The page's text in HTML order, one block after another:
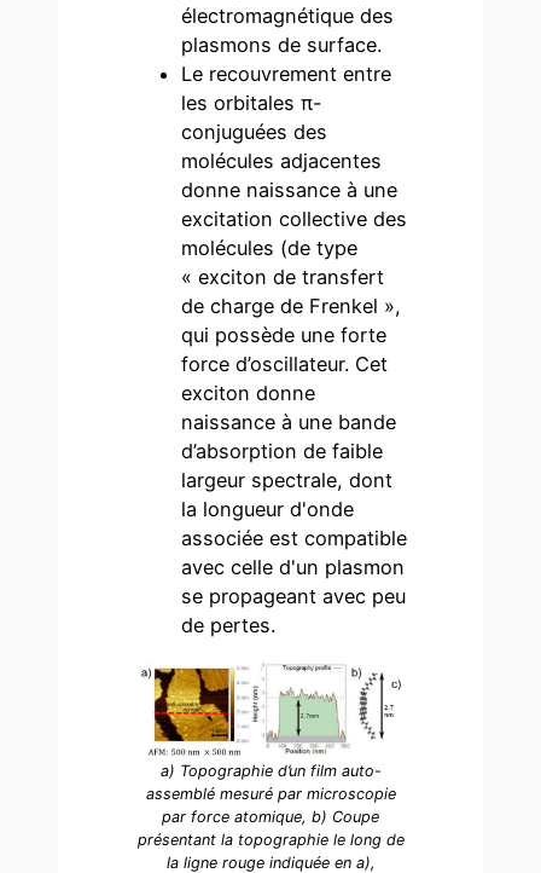
électromagnétique des
plasmons de surface.
Le recouvrement entre
les orbitales π-
conjuguées des
molécules adjacentes
donne naissance à une
excitation collective des
molécules (de type
« exciton de transfert
de charge de Frenkel »,
qui possède une forte
force d’oscillateur. Cet
exciton donne
naissance à une bande
d’absorption de faible
largeur spectrale, dont
la longueur d'onde
associée est compatible
avec celle d'un plasmon
se propageant avec peu
de pertes.
a) Topographie d’un film auto-
assemblé mesuré par microscopie
par force atomique, b) Coupe
présentant la topographie le long de
la ligne rouge indiquée en a),